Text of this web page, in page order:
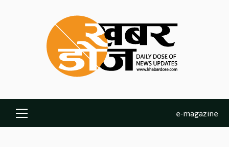
Primary
Menu
e-magazine